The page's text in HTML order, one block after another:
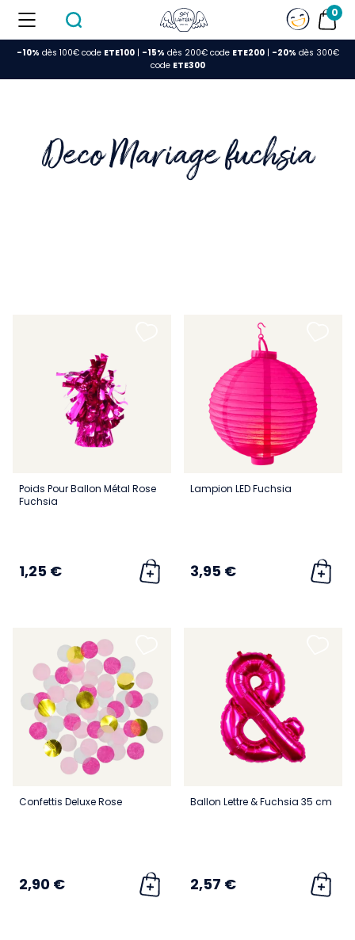
0
-10% dès 100€ code ETE100| -15% dès 200€ code ETE200| -20% dès 300€
code ETE300
Deco Mariage fuchsia
Poids Pour Ballon Métal Rose
Fuchsia
1,25 €
Lampion LED Fuchsia
3,95 €
Confettis Deluxe Rose
2,90 €
Ballon Lettre & Fuchsia 35 cm
2,57 €